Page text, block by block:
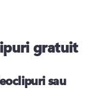
gratuit
sau